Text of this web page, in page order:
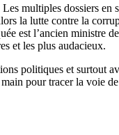
multiples dossiers
la lutte contre la
est l’ancien ministre
et les plus audacieux.
politiques et surtout
pour tracer la voie